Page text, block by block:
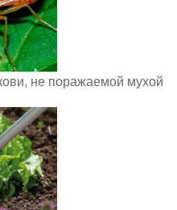
не поражаемой мухой